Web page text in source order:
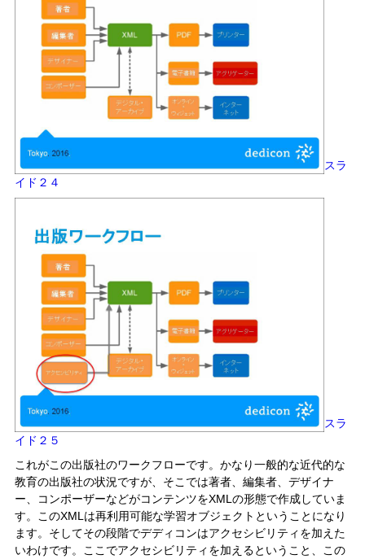
スラ
イド２４
スラ
イド２５
これがこの出版社のワークフローです。かなり一般的な近代的な
教育の出版社の状況ですが、そこでは著者、編集者、デザイナ
ー、コンポーザーなどがコンテンツをXMLの形態で作成していま
す。このXMLは再利用可能な学習オブジェクトということになり
ます。そしてその段階でデディコンはアクセシビリティを加えた
いわけです。ここでアクセシビリティを加えるということ、この